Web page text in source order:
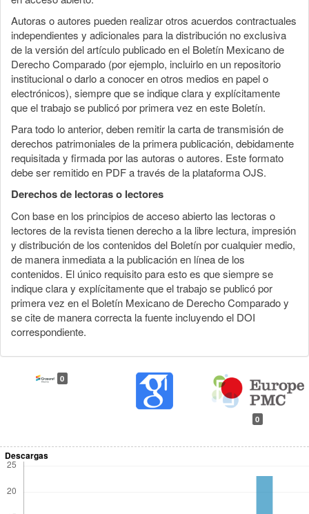
Autoras o autores pueden realizar otros acuerdos contractuales
independientes y adicionales para la distribución no exclusiva
de la versión del artículo publicado en el Boletín Mexicano de
Derecho Comparado (por ejemplo, incluirlo en un repositorio
institucional o darlo a conocer en otros medios en papel o
electrónicos), siempre que se indique clara y explícitamente
que el trabajo se publicó por primera vez en este Boletín.
Para todo lo anterior, deben remitir la carta de transmisión de
derechos patrimoniales de la primera publicación, debidamente
requisitada y firmada por las autoras o autores. Este formato
debe ser remitido en PDF a través de la plataforma OJS.
Derechos de lectoras o lectores
Con base en los principios de acceso abierto las lectoras o
lectores de la revista tienen derecho a la libre lectura, impresión
y distribución de los contenidos del Boletín por cualquier medio,
de manera inmediata a la publicación en línea de los
contenidos. El único requisito para esto es que siempre se
indique clara y explícitamente que el trabajo se publicó por
primera vez en el Boletín Mexicano de Derecho Comparado y
se cite de manera correcta la fuente incluyendo el DOI
correspondiente.
0
0
Descargas